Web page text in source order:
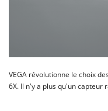
VEGA révolutionne le choix
6X. Il n'y a plus qu'un capteur